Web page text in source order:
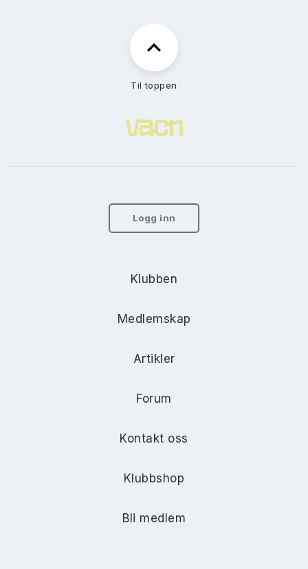
Til toppen
Logg inn
Klubben
Medlemskap
Artikler
Forum
Kontakt oss
Klubbshop
Bli medlem